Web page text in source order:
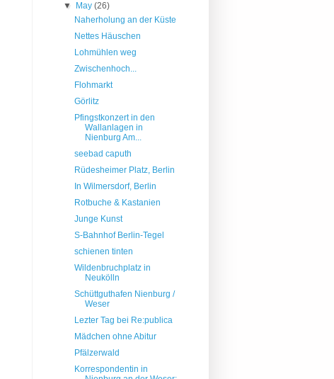
▼
May(26)
Naherholung an der Küste
Nettes Häuschen
Lohmühlen weg
Zwischenhoch...
Flohmarkt
Görlitz
Pfingstkonzert in den
Wallanlagen in
Nienburg Am...
seebad caputh
Rüdesheimer Platz, Berlin
In Wilmersdorf, Berlin
Rotbuche & Kastanien
Junge Kunst
S-Bahnhof Berlin-Tegel
schienen tinten
Wildenbruchplatz in
Neukölln
Schüttguthafen Nienburg /
Weser
Lezter Tag bei Re:publica
Mädchen ohne Abitur
Pfälzerwald
Korrespondentin in